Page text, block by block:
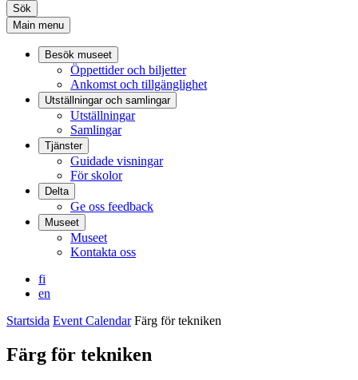
Sök
Main menu
Besök museet
Öppettider och biljetter
Ankomst och tillgänglighet
Utställningar och samlingar
Utställningar
Samlingar
Tjänster
Guidade visningar
För skolor
Delta
Ge oss feedback
Museet
Museet
Kontakta oss
fi
en
Startsida Event Calendar Färg för tekniken
Färg för tekniken